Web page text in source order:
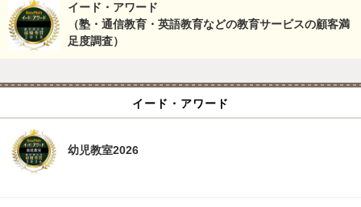
イード・アワード
（塾・通信教育・英語教育などの教育サービスの顧客満
足度調査）
イード・アワード
幼児教室2026